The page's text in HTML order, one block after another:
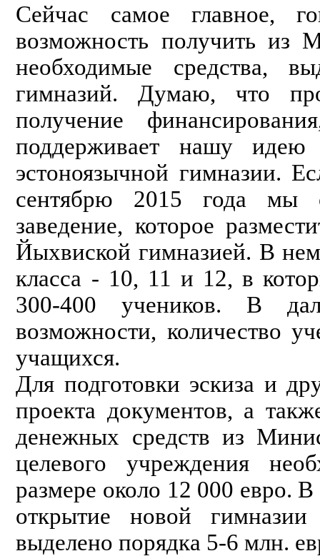
Сейчас самое главное,
возможность получить из
необходимые средства,
гимназий. Думаю, что
получение
поддерживает нашу
эстоноязычной гимназии.
сентябрю 2015 года мы
заведение, которое
Йыхвиской гимназией. В
класса - 10, 11 и 12, в
300-400 учеников. В
возможности, количество
учащихся.
Для подготовки эскиза и
проекта документов, а
денежных средств из
целевого учреждения
размере около 12 000 евро.
открытие новой
выделено порядка 5-6 млн.